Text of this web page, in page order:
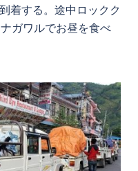
着する。途中ロックク
ガワルでお昼を食べ